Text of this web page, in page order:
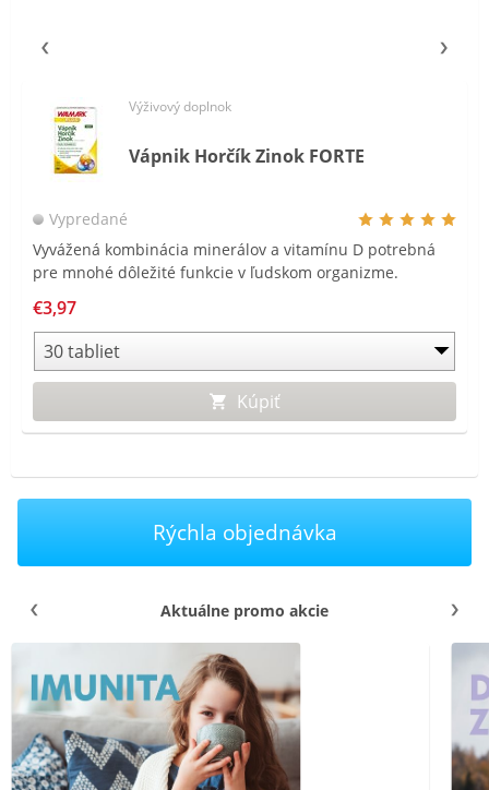
Výživový doplnok
Vápnik Horčík Zinok FORTE
Vypredané
Vyvážená kombinácia minerálov a vitamínu D potrebná
pre mnohé dôležité funkcie v ľudskom organizme.
€3,97
Kúpiť
Rýchla objednávka
Aktuálne promo akcie